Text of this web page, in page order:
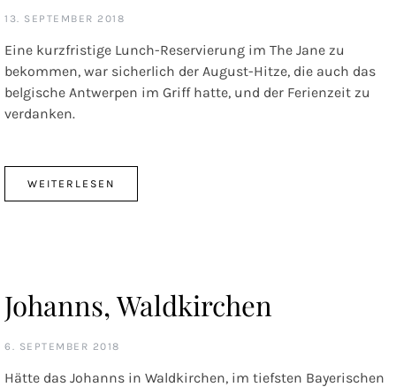
13. SEPTEMBER 2018
Eine kurzfristige Lunch-Reservierung im The Jane zu
bekommen, war sicherlich der August-Hitze, die auch das
belgische Antwerpen im Griff hatte, und der Ferienzeit zu
verdanken.
WEITERLESEN
Johanns, Waldkirchen
6. SEPTEMBER 2018
Hätte das Johanns in Waldkirchen, im tiefsten Bayerischen